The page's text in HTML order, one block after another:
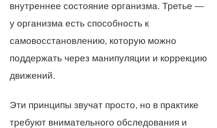
внутреннее состояние организма. Третье —
у организма есть способность к
самовосстановлению, которую можно
поддержать через манипуляции и коррекцию
движений.
Эти принципы звучат просто, но в практике
требуют внимательного обследования и